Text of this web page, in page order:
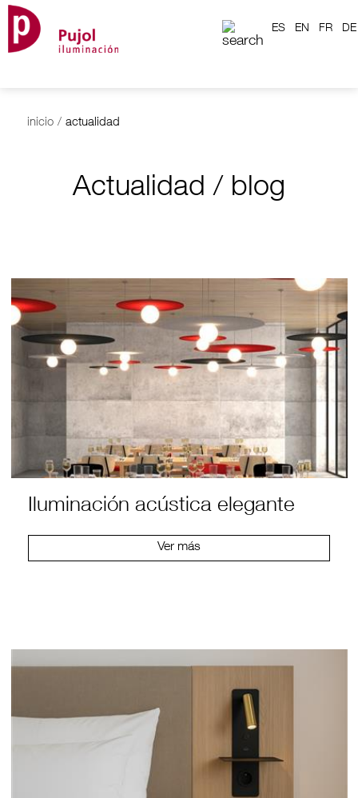
ES EN FR DE
inicio / actualidad
Actualidad / blog
Iluminación acústica elegante
Ver más